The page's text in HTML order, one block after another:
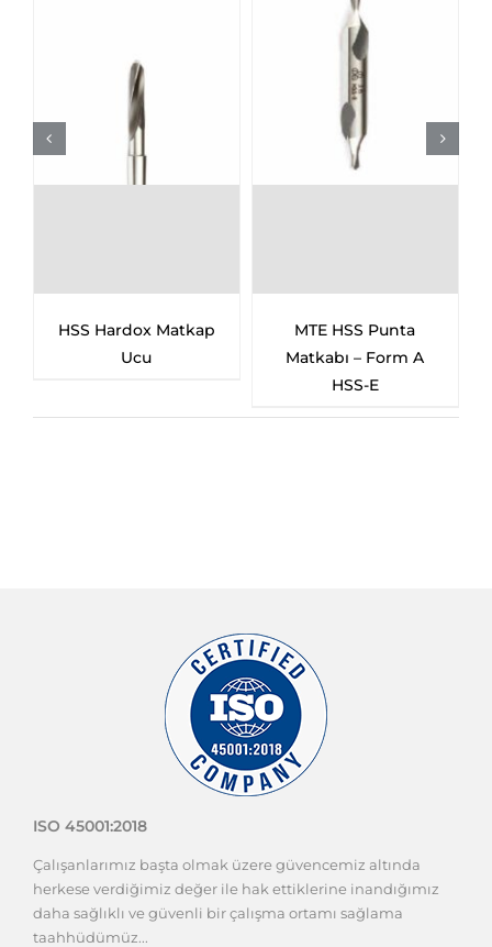
HSS Hardox Matkap
Ucu
MTE HSS Punta
Matkabı – Form A
HSS-E
ISO 45001:2018
Çalışanlarımız başta olmak üzere güvencemiz altında
herkese verdiğimiz değer ile hak ettiklerine inandığımız
daha sağlıklı ve güvenli bir çalışma ortamı sağlama
taahhüdümüz...